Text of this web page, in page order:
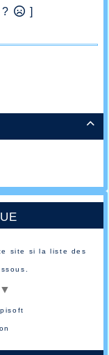
]

site si la liste des
▼